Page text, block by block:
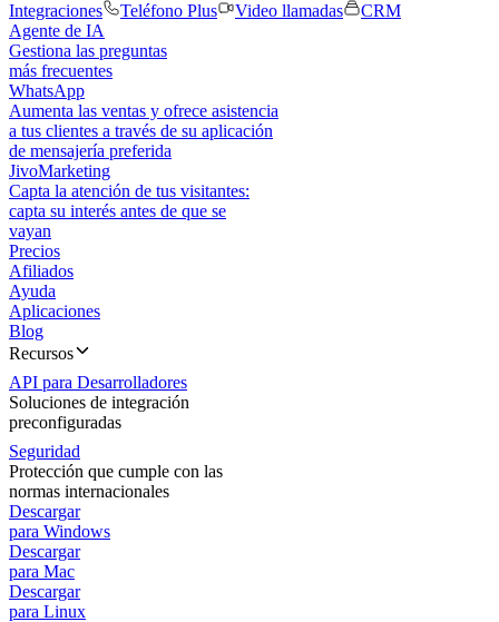
Integraciones
Teléfono Plus Video llamadas
CRM
Agente de IA
Gestiona las preguntas
más frecuentes
WhatsApp
Aumenta las ventas y ofrece asistencia
a tus clientes a través de su aplicación
de mensajería preferida
JivoMarketing
Capta la atención de tus visitantes:
capta su interés antes de que se
vayan
Precios
Afiliados
Ayuda
Aplicaciones
Blog
Recursos
API para Desarrolladores
Soluciones de integración
preconfiguradas
Seguridad
Protección que cumple con las
normas internacionales
Descargar
para Windows
Descargar
para Mac
Descargar
para Linux